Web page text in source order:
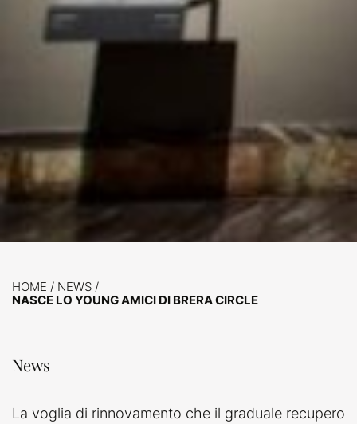
HOME / NEWS /
NASCE LO YOUNG AMICI DI BRERA CIRCLE
News
La voglia di rinnovamento che il graduale recupero